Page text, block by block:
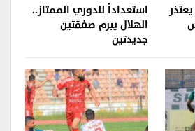
استعداداً للدوري الممتاز..
الهلال يبرم صفقتين
جديدتين